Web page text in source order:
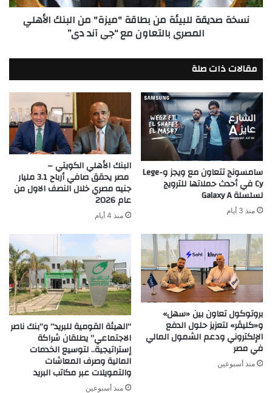
الأهلي
المصري
“جي
آند
دي”
نسخة صديقة للبيئة من بطاقة "ميزة" من البنك الأهلي
المصري بالتعاون مع “جي آند دي”
مقالات ذات صلة
سامسونج تتعاون مع ويجز وLege-
Cy في أحدث حملاتها للترويج
لسلسلة Galaxy A
منذ 3 أيام
البنك الأهلي الكويتي –
مصر يحقق صافي أرباح 3.1 مليار
جنيه مصري خلال النصف الاول من
عام 2026
منذ 4 أيام
بروتوكول تعاون بين «سهل»
و«كليڤر» لتعزيز حلول الدفع
الإلكتروني ودعم الشمول المالي
في مصر
منذ أسبوعين
“الهيئة القومية للبريد” و”بنك ناصر
الاجتماعي” يطلقان شراكة
إستراتيجية.. لتوسيع الخدمات
المالية وصرف المعاشات
والتمويلات عبر مكاتب البريد
منذ أسبوعين